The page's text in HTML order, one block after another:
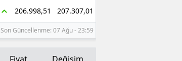
206.998,51 207.307,01
Son Güncellenme: 07 Ağu - 23:59
Fiyat Değişim